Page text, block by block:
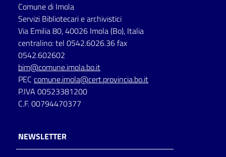
Comune di Imola
Servizi Bibliotecari e archivistici
Via Emilia 80, 40026 Imola (Bo), Italia
centralino: tel 0542.6026.36 fax
0542.602602
bim@comune.imola.bo.it
PEC comune.imola@cert.provincia.bo.it
P.IVA 00523381200
C.F. 00794470377
NEWSLETTER